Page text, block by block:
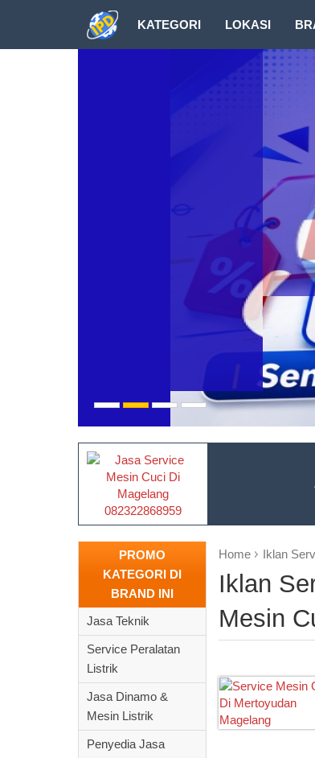
KATEGORI LOKASI
PROMO
KATEGORI DI
BRAND INI
Jasa Teknik
Service Peralatan
Listrik
Jasa Dinamo &
Mesin Listrik
Penyedia Jasa
Home Iklan
Iklan
Mesin